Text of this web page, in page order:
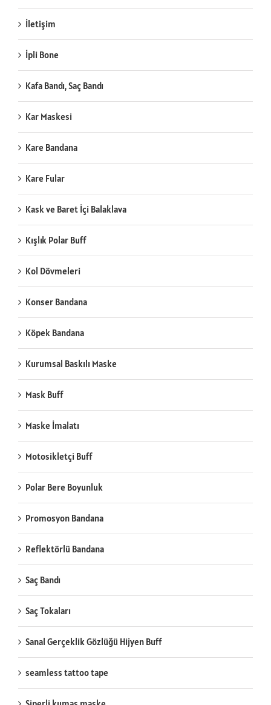
İletişim
İpli Bone
Kafa Bandı, Saç Bandı
Kar Maskesi
Kare Bandana
Kare Fular
Kask ve Baret İçi Balaklava
Kışlık Polar Buff
Kol Dövmeleri
Konser Bandana
Köpek Bandana
Kurumsal Baskılı Maske
Mask Buff
Maske İmalatı
Motosikletçi Buff
Polar Bere Boyunluk
Promosyon Bandana
Reflektörlü Bandana
Saç Bandı
Saç Tokaları
Sanal Gerçeklik Gözlüğü Hijyen Buff
seamless tattoo tape